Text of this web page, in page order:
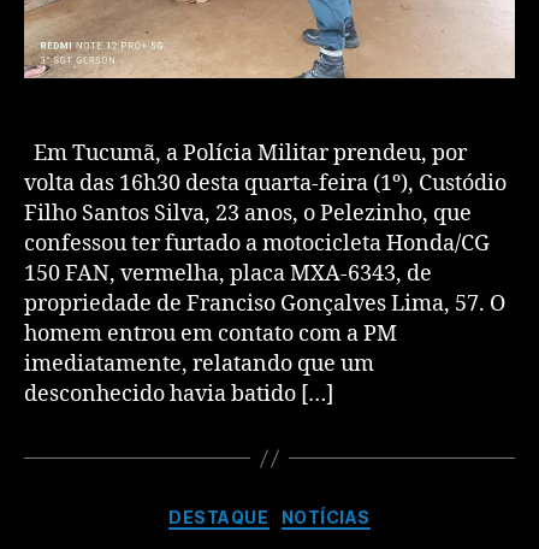
Em Tucumã, a Polícia Militar prendeu, por
volta das 16h30 desta quarta-feira (1º), Custódio
Filho Santos Silva, 23 anos, o Pelezinho, que
confessou ter furtado a motocicleta Honda/CG
150 FAN, vermelha, placa MXA-6343, de
propriedade de Franciso Gonçalves Lima, 57. O
homem entrou em contato com a PM
imediatamente, relatando que um
desconhecido havia batido […]
DESTAQUE NOTÍCIAS